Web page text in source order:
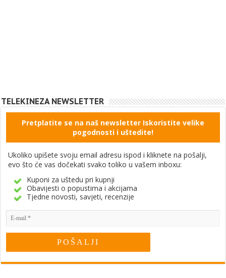
TELEKINEZA NEWSLETTER
Pretplatite se na naš newsletter Iskoristite velike
pogodnosti i uštedite!
Ukoliko upišete svoju email adresu ispod i kliknete na pošalji,
evo što će vas dočekati svako toliko u vašem inboxu:
Kuponi za uštedu pri kupnji
Obavijesti o popustima i akcijama
Tjedne novosti, savjeti, recenzije